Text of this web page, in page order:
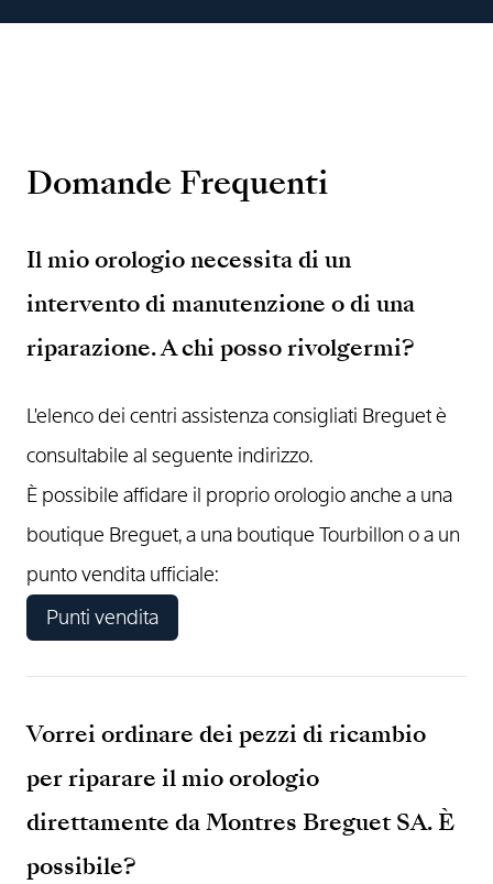
Domande Frequenti
Il mio orologio necessita di un
intervento di manutenzione o di una
riparazione. A chi posso rivolgermi?
L'elenco dei centri assistenza consigliati Breguet è
consultabile al seguente indirizzo.
È possibile affidare il proprio orologio anche a una
boutique Breguet, a una boutique Tourbillon o a un
punto vendita ufficiale:
Punti vendita
Vorrei ordinare dei pezzi di ricambio
per riparare il mio orologio
direttamente da Montres Breguet SA. È
possibile?